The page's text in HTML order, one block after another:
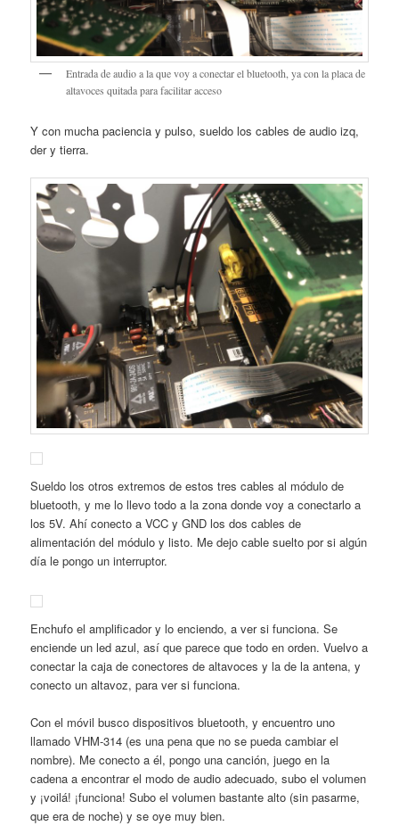
Entrada de audio a la que voy a conectar el bluetooth, ya con la placa de
altavoces quitada para facilitar acceso
Y con mucha paciencia y pulso, sueldo los cables de audio izq,
der y tierra.
Sueldo los otros extremos de estos tres cables al módulo de
bluetooth, y me lo llevo todo a la zona donde voy a conectarlo a
los 5V. Ahí conecto a VCC y GND los dos cables de
alimentación del módulo y listo. Me dejo cable suelto por si algún
día le pongo un interruptor.
Enchufo el amplificador y lo enciendo, a ver si funciona. Se
enciende un led azul, así que parece que todo en orden. Vuelvo a
conectar la caja de conectores de altavoces y la de la antena, y
conecto un altavoz, para ver si funciona.
Con el móvil busco dispositivos bluetooth, y encuentro uno
llamado VHM-314 (es una pena que no se pueda cambiar el
nombre). Me conecto a él, pongo una canción, juego en la
cadena a encontrar el modo de audio adecuado, subo el volumen
y ¡voilá! ¡funciona! Subo el volumen bastante alto (sin pasarme,
que era de noche) y se oye muy bien.